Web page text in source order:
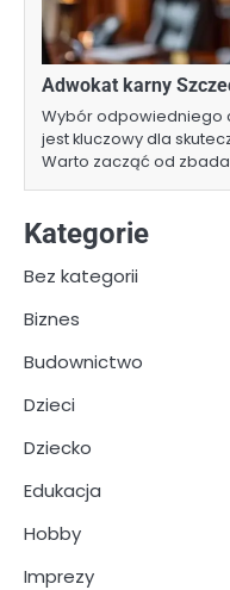
Adwokat karny
Wybór odpowiedniego
jest kluczowy dla
Warto zacząć od
Kategorie
Bez kategorii
Biznes
Budownictwo
Dzieci
Dziecko
Edukacja
Hobby
Imprezy